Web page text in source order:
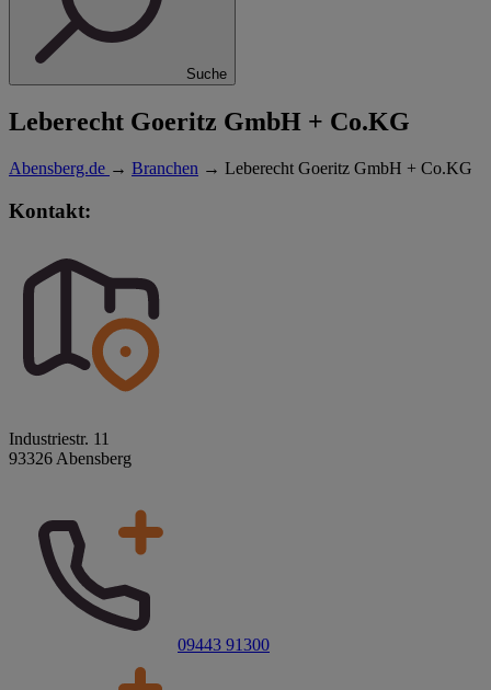
Suche
Leberecht Goeritz GmbH + Co.KG
Abensberg.de → Branchen → Leberecht Goeritz GmbH + Co.KG
Kontakt:
Industriestr. 11
93326 Abensberg
09443 91300